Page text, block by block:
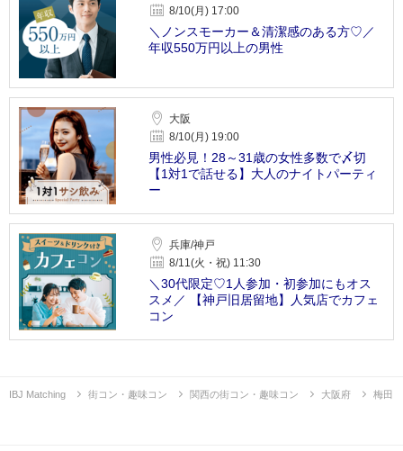
8/10(月) 17:00
＼ノンスモーカー＆清潔感のある方♡／
年収550万円以上の男性
大阪
8/10(月) 19:00
男性必見！28～31歳の女性多数で〆切
【1対1で話せる】大人のナイトパーティ
ー
兵庫/神戸
8/11(火・祝) 11:30
＼30代限定♡1人参加・初参加にもオス
スメ／ 【神戸旧居留地】人気店でカフェ
コン
IBJ Matching 街コン・趣味コン 関西の街コン・趣味コン 大阪府 梅田